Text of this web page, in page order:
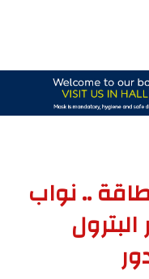
.. نواب